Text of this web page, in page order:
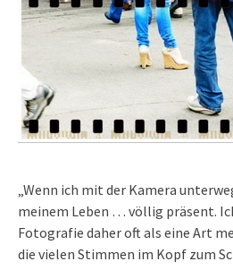
„Wenn ich mit der Kamera
meinem Leben … völlig präsent.
Fotografie daher oft als eine Art
die vielen Stimmen im Kopf zum